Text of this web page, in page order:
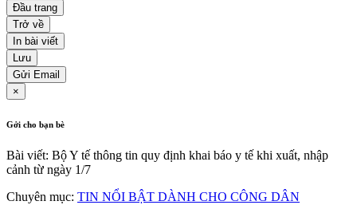
Đầu trang
Trở về
In bài viết
Lưu
Gửi Email
×
Gởi cho bạn bè
Bài viết: Bộ Y tế thông tin quy định khai báo y tế khi xuất, nhập
cảnh từ ngày 1/7
Chuyên mục: TIN NỔI BẬT DÀNH CHO CÔNG DÂN